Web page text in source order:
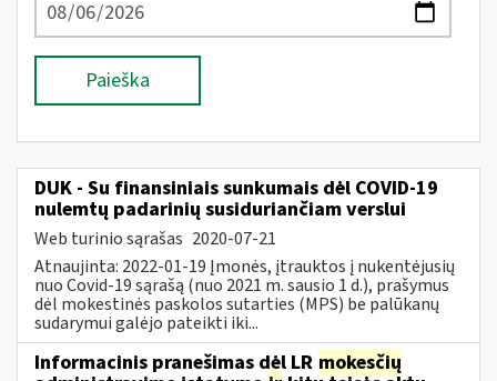
Paieška
DUK - Su finansiniais sunkumais dėl COVID-19
nulemtų padarinių susiduriančiam verslui
Web turinio sąrašas 2020-07-21
Atnaujinta: 2022-01-19 Įmonės, įtrauktos į nukentėjusių
nuo Covid-19 sąrašą (nuo 2021 m. sausio 1 d.), prašymus
dėl mokestinės paskolos sutarties (MPS) be palūkanų
sudarymui galėjo pateikti iki...
Informacinis pranešimas dėl LR mokesčių